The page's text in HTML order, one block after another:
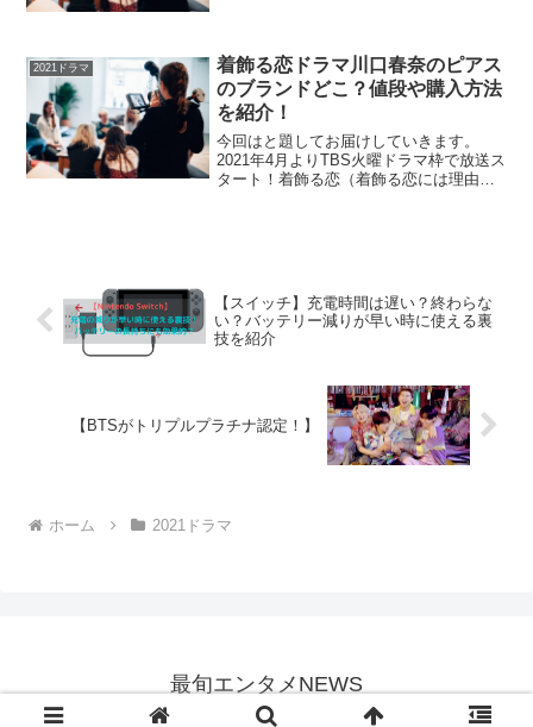
り戻そうと挑戦し...
2021ドラマ
着飾る恋ドラマ川口春奈のピアス
のブランドどこ？値段や購入方法
を紹介！
今回はと題してお届けしていきます。
2021年4月よりTBS火曜ドラマ枠で放送ス
タート！着飾る恋（着飾る恋には理由が
【スイッチ】充電時間は遅い？終わらな
い？バッテリー減りが早い時に使える裏
技を紹介
【BTSがトリプルプラチナ認定！】
ホーム 2021ドラマ
最旬エンタメNEWS
© 2019 最旬エンタメNEWS.